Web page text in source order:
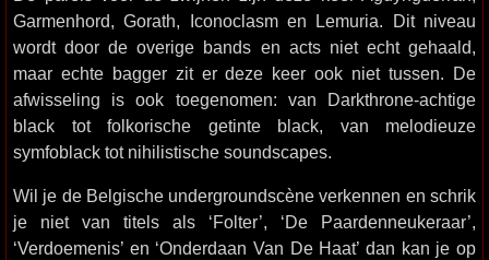
Garmenhord, Gorath, Iconoclasm en Lemuria. Dit niveau
wordt door de overige bands en acts niet echt gehaald,
maar echte bagger zit er deze keer ook niet tussen. De
afwisseling is ook toegenomen: van Darkthrone-achtige
black tot folkorische getinte black, van melodieuze
symfoblack tot nihilistische soundscapes.
Wil je de Belgische undergroundscène verkennen en schrik
je niet van titels als ‘Folter’, ‘De Paardenneukeraar’,
‘Verdoemenis’ en ‘Onderdaan Van De Haat’ dan kan je op